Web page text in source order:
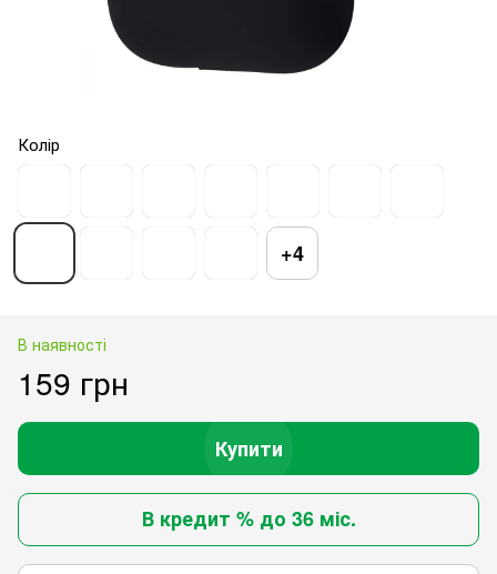
Колір
+4
В наявності
159 грн
Купити
В кредит % до 36 міс.